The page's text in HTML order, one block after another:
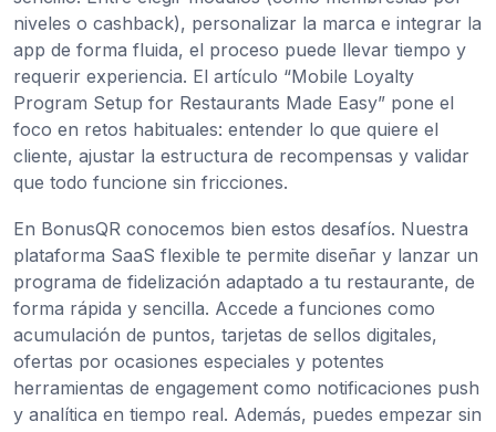
niveles o cashback), personalizar la marca e integrar la
app de forma fluida, el proceso puede llevar tiempo y
requerir experiencia. El artículo “Mobile Loyalty
Program Setup for Restaurants Made Easy” pone el
foco en retos habituales: entender lo que quiere el
cliente, ajustar la estructura de recompensas y validar
que todo funcione sin fricciones.
En BonusQR conocemos bien estos desafíos. Nuestra
plataforma SaaS flexible te permite diseñar y lanzar un
programa de fidelización adaptado a tu restaurante, de
forma rápida y sencilla. Accede a funciones como
acumulación de puntos, tarjetas de sellos digitales,
ofertas por ocasiones especiales y potentes
herramientas de engagement como notificaciones push
y analítica en tiempo real. Además, puedes empezar sin